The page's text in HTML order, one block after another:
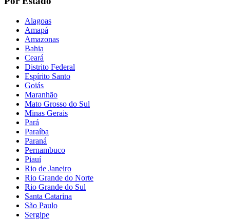
Alagoas
Amapá
Amazonas
Bahia
Ceará
Distrito Federal
Espírito Santo
Goiás
Maranhão
Mato Grosso do Sul
Minas Gerais
Pará
Paraíba
Paraná
Pernambuco
Piauí
Rio de Janeiro
Rio Grande do Norte
Rio Grande do Sul
Santa Catarina
São Paulo
Sergipe